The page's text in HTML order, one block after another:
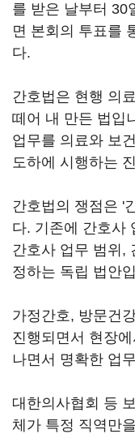
를 받은 날부터 30
면 본회의 투표를
다.
간호법은 현행 의
떼어 내 만든 법입
업무를 의료와 보
도하에 시행하는
간호법의 쟁점은 '
다. 기존에 간호사
간호사 업무 범위,
정하는 독립 법안
가정간호, 방문건
진행되면서 현장
나면서 명확한 업
대한의사협회 등
체가 특정 직역만